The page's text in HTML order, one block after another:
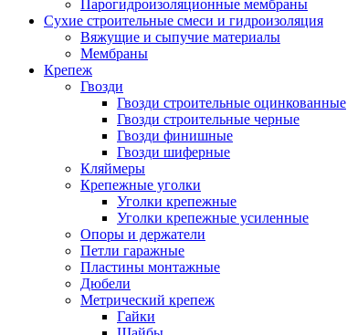
Парогидроизоляционные мембраны
Сухие строительные смеси и гидроизоляция
Вяжущие и сыпучие материалы
Мембраны
Крепеж
Гвозди
Гвозди строительные оцинкованные
Гвозди строительные черные
Гвозди финишные
Гвозди шиферные
Кляймеры
Крепежные уголки
Уголки крепежные
Уголки крепежные усиленные
Опоры и держатели
Петли гаражные
Пластины монтажные
Дюбели
Метрический крепеж
Гайки